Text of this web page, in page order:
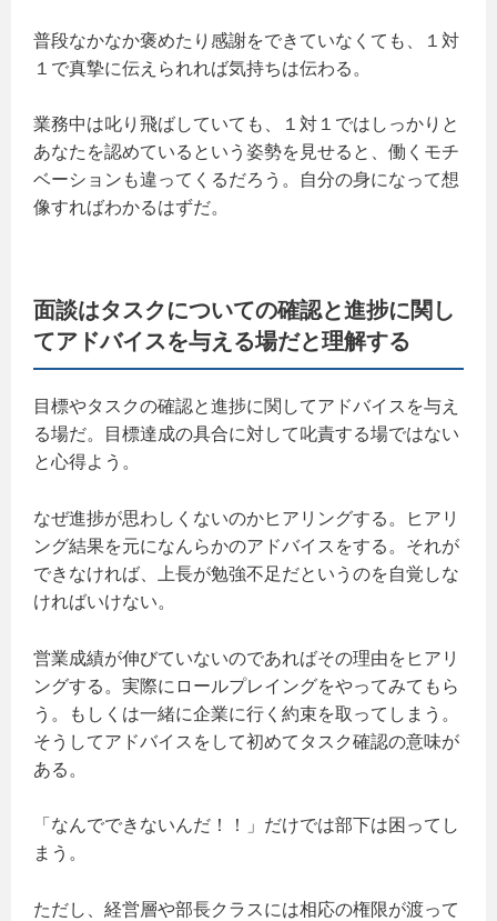
普段なかなか褒めたり感謝をできていなくても、１対
１で真摯に伝えられれば気持ちは伝わる。
業務中は叱り飛ばしていても、１対１ではしっかりと
あなたを認めているという姿勢を見せると、働くモチ
ベーションも違ってくるだろう。自分の身になって想
像すればわかるはずだ。
面談はタスクについての確認と進捗に関し
てアドバイスを与える場だと理解する
目標やタスクの確認と進捗に関してアドバイスを与え
る場だ。目標達成の具合に対して叱責する場ではない
と心得よう。
なぜ進捗が思わしくないのかヒアリングする。ヒアリ
ング結果を元になんらかのアドバイスをする。それが
できなければ、上長が勉強不足だというのを自覚しな
ければいけない。
営業成績が伸びていないのであればその理由をヒアリ
ングする。実際にロールプレイングをやってみてもら
う。もしくは一緒に企業に行く約束を取ってしまう。
そうしてアドバイスをして初めてタスク確認の意味が
ある。
「なんでできないんだ！！」だけでは部下は困ってし
まう。
ただし、経営層や部長クラスには相応の権限が渡って